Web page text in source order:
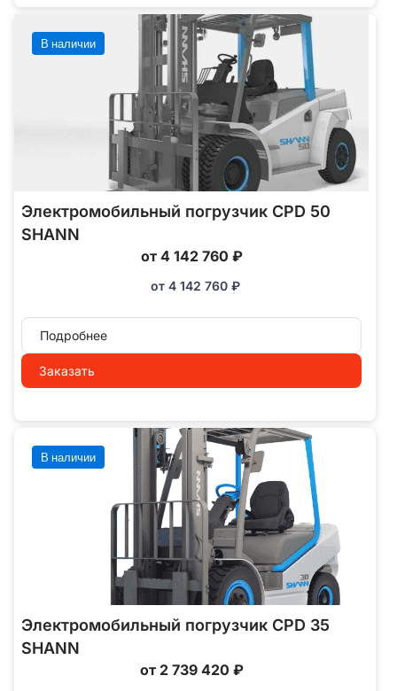
В наличии
Электромобильный погрузчик CPD 50
SHANN
от 4 142 760 ₽
от 4 142 760 ₽
Подробнее
Заказать
В наличии
Электромобильный погрузчик CPD 35
SHANN
от 2 739 420 ₽